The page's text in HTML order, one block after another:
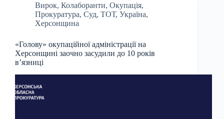
Вирок, Колаборанти, Окупація,
Прокуратура, Суд, ТОТ, Україна,
Херсонщина
«Голову» окупаційної адміністрації на
Херсонщині заочно засудили до 10 років
в’язниці